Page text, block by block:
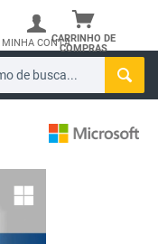
CARRINHO DE
COMPRAS
MINHA CONTA